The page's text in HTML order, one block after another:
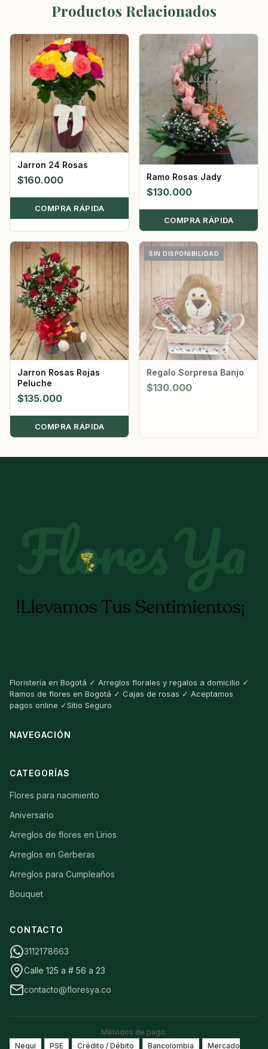
Productos Relacionados
Jarron 24 Rosas
$160.000
COMPRA RÁPIDA
Ramo Rosas Jady
$130.000
COMPRA RÁPIDA
Jarron Rosas Rojas
Peluche
$135.000
COMPRA RÁPIDA
SIN DISPONIBILIDAD
Regalo Sorpresa Banjo
$130.000
Floristería en Bogotá ✓ Arreglos florales y regalos a domicilio ✓
Ramos de flores en Bogotá ✓ Cajas de rosas ✓ Aceptamos
pagos online ✓Sitio Seguro
NAVEGACIÓN
CATEGORÍAS
Flores para nacimiento
Aniversario
Arreglos de flores en Lirios
Arreglos en Gerberas
Arreglos para Cumpleaños
Bouquet
CONTACTO
3112178663
Calle 125 a # 56 a 23
contacto@floresya.co
Métodos de pago:
Nequi
PSE Crédito / Débito Bancolombia Mercado